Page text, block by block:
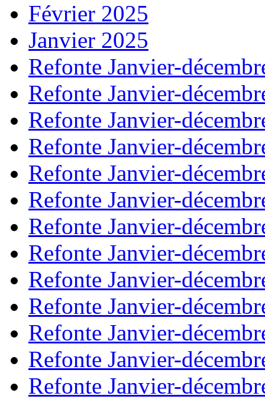
Février 2025
Janvier 2025
Refonte Janvier-
Refonte Janvier-
Refonte Janvier-
Refonte Janvier-
Refonte Janvier-
Refonte Janvier-
Refonte Janvier-
Refonte Janvier-
Refonte Janvier-
Refonte Janvier-
Refonte Janvier-
Refonte Janvier-
Refonte Janvier-